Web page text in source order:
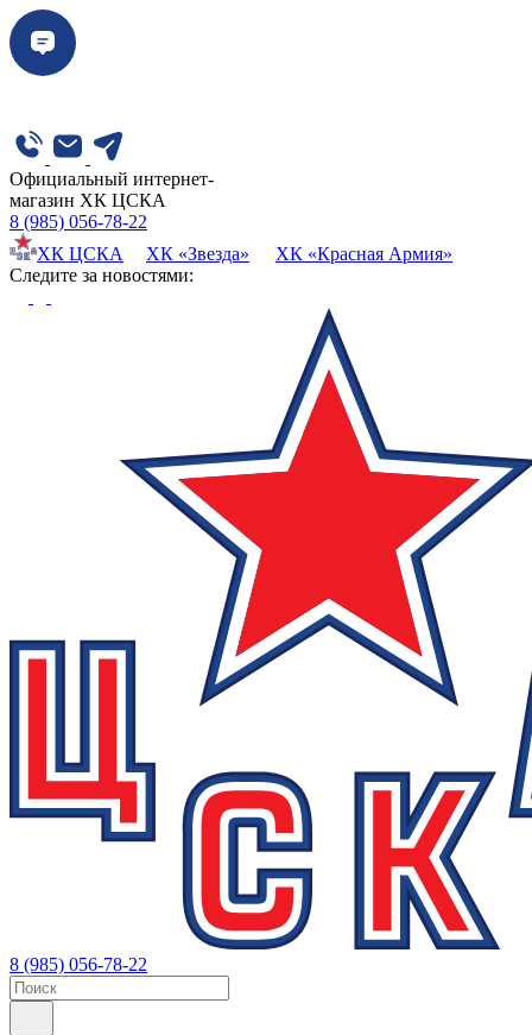
Официальный интернет-
магазин ХК ЦСКА
8 (985) 056-78-22
ХК ЦСКА
ХК «Звезда»
ХК «Красная Армия»
Cледите за новостями:
8 (985) 056-78-22